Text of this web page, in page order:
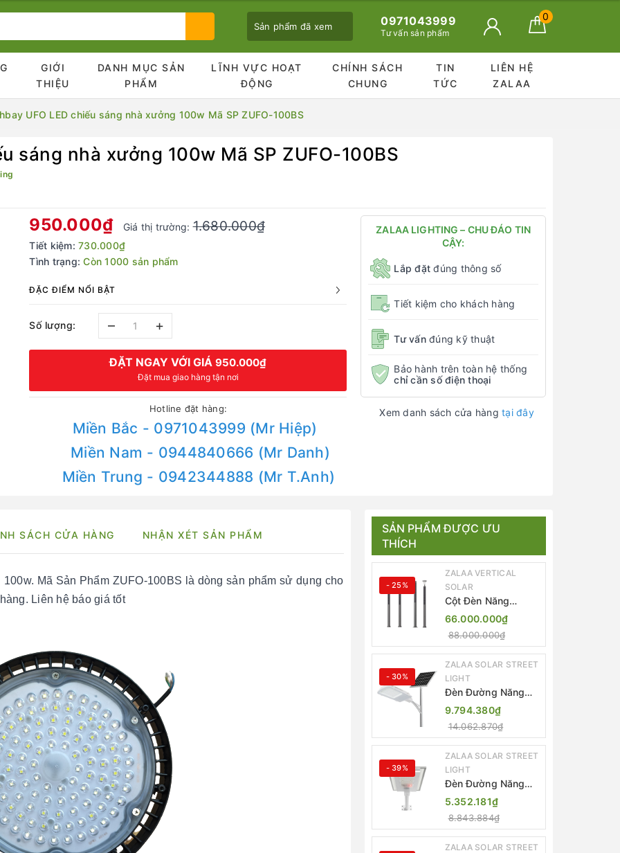
Sản phẩm đã xem
Bạn chưa xem sản phẩm nào
0971043999
Tư vấn sản phẩm
0
GIỚI
THIỆU
DANH MỤC SẢN
PHẨM
LĨNH VỰC HOẠT
ĐỘNG
CHÍNH SÁCH
CHUNG
TIN
TỨC
LIÊN HỆ
ZALAA
UFO LED chiếu sáng nhà xưởng 100w Mã SP ZUFO-100BS
sáng nhà xưởng 100w Mã SP ZUFO-100BS
950.000₫ Giá thị trường:1.680.000₫
Tiết kiệm:730.000₫
Tình trạng: Còn 1000 sản phẩm
ĐẶC ĐIỂM NỔI BẬT
Số lượng: – +
ĐẶT NGAY VỚI GIÁ950.000₫
Đặt mua giao hàng tận nơi
Hotline đặt hàng:
Miền Bắc - 0971043999 (Mr Hiệp)
Miền Nam - 0944840666 (Mr Danh)
Miền Trung - 0942344888 (Mr T.Anh)
ZALAA LIGHTING – CHU ĐÁO TIN
CẬY:
Lắp đặt đúng thông số
Tiết kiệm cho khách hàng
Tư vấnđúng kỹ thuật
Bảo hành trên toàn hệ thống
chỉ cần số điện thoại
Xem danh sách cửa hàngtại đây
SÁCH CỬA HÀNG NHẬN XÉT SẢN PHẨM
Mã Sản Phẩm ZUFO-100BS là dòng sản phẩm sử dụng cho
Liên hệ báo giá tốt
SẢN PHẨM ĐƯỢC ƯU
THÍCH
- 25%
ZALAA VERTICAL
SOLAR
Cột Đèn Năng
Lượng Mặt Trời Dọc
Thông Minh ZSR-
YYDS-360 | ZALAA
Jsc
66.000.000₫
88.000.000₫
- 30%
ZALAA SOLAR STREET
LIGHT
Đèn Đường Năng
Lượng Mặt Trời
Thông Minh Điều
Khiển MPPT ZL-
GMX01 ZALAA
9.794.380₫
14.062.870₫
- 39%
ZALAA SOLAR STREET
LIGHT
Đèn Đường Năng
Lượng Mặt Trời
Nhôm Đúc ZALAA
ZL-BWH Cao Cấp
IP65
5.352.181₫
8.843.884₫
ZALAA SOLAR STREET